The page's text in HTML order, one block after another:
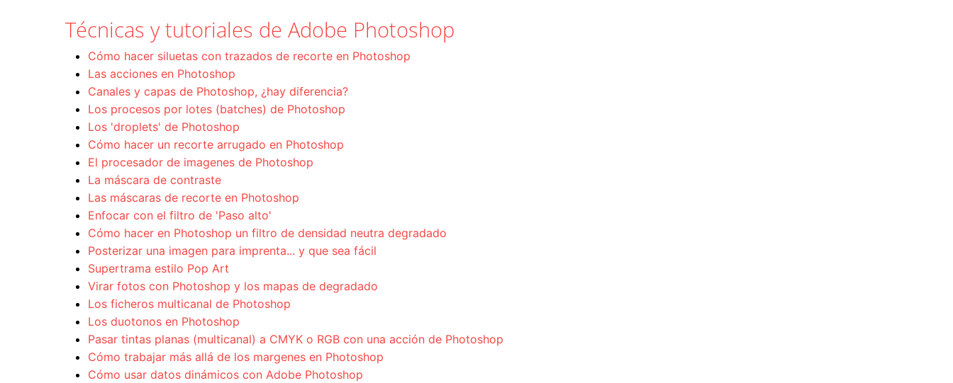
Técnicas y tutoriales de Adobe Photoshop
Cómo hacer siluetas con trazados de recorte en Photoshop
Las acciones en Photoshop
Canales y capas de Photoshop, ¿hay diferencia?
Los procesos por lotes (batches) de Photoshop
Los 'droplets' de Photoshop
Cómo hacer un recorte arrugado en Photoshop
El procesador de imagenes de Photoshop
La máscara de contraste
Las máscaras de recorte en Photoshop
Enfocar con el filtro de 'Paso alto'
Cómo hacer en Photoshop un filtro de densidad neutra degradado
Posterizar una imagen para imprenta... y que sea fácil
Supertrama estilo Pop Art
Virar fotos con Photoshop y los mapas de degradado
Los ficheros multicanal de Photoshop
Los duotonos en Photoshop
Pasar tintas planas (multicanal) a CMYK o RGB con una acción de Photoshop
Cómo trabajar más allá de los margenes en Photoshop
Cómo usar datos dinámicos con Adobe Photoshop